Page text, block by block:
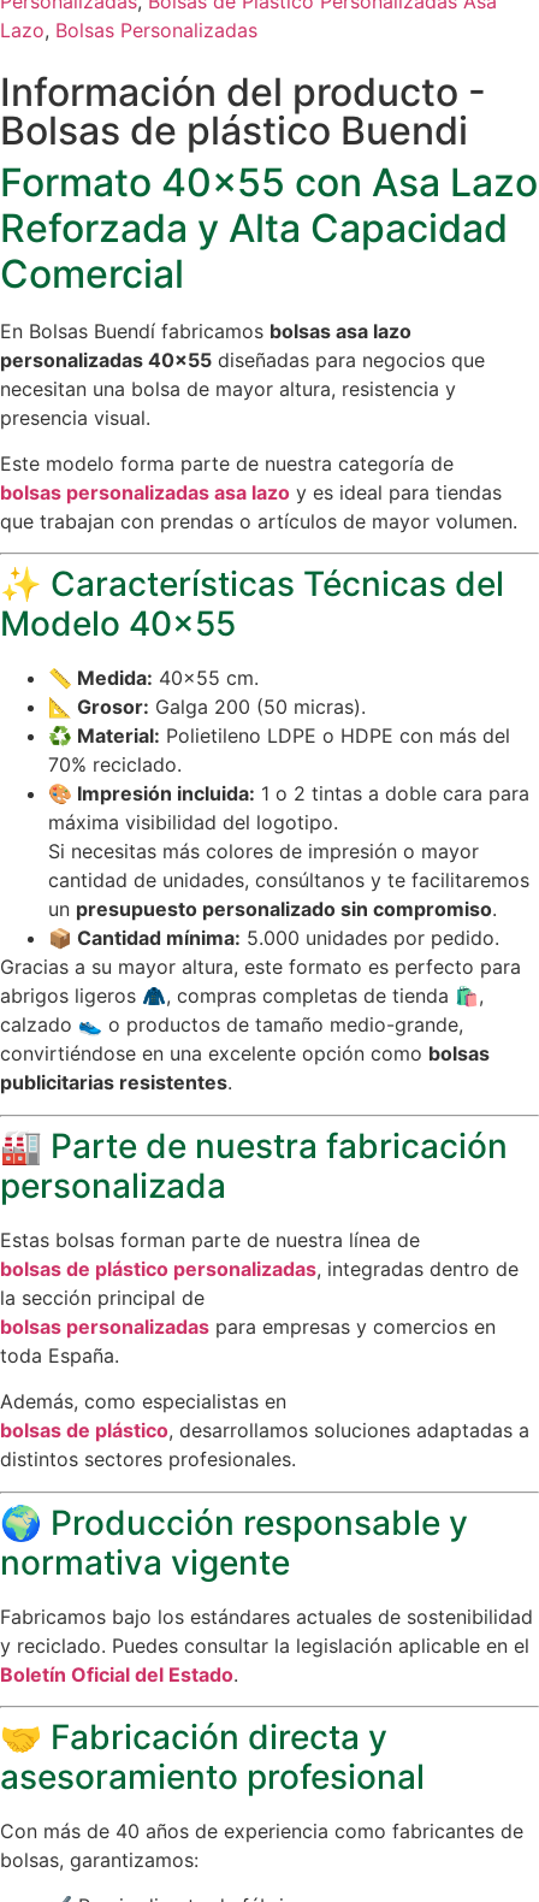
Lazo, Bolsas Personalizadas
Información del producto -
Bolsas de plástico Buendi
Formato 40×55 con Asa Lazo
Reforzada y Alta Capacidad
Comercial
En Bolsas Buendí fabricamos bolsas asa lazo
personalizadas 40×55 diseñadas para negocios que
necesitan una bolsa de mayor altura, resistencia y
presencia visual.
Este modelo forma parte de nuestra categoría de
bolsas personalizadas asa lazo y es ideal para tiendas
que trabajan con prendas o artículos de mayor volumen.
✨ Características Técnicas del
Modelo 40×55
📏 Medida: 40×55 cm.
📐 Grosor: Galga 200 (50 micras).
♻ Material: Polietileno LDPE o HDPE con más del
70% reciclado.
🎨 Impresión incluida: 1 o 2 tintas a doble cara para
máxima visibilidad del logotipo.
Si necesitas más colores de impresión o mayor
cantidad de unidades, consúltanos y te facilitaremos
un presupuesto personalizado sin compromiso.
📦 Cantidad mínima: 5.000 unidades por pedido.
Gracias a su mayor altura, este formato es perfecto para
abrigos ligeros 🧥, compras completas de tienda 🛍,
calzado 👟 o productos de tamaño medio-grande,
convirtiéndose en una excelente opción como bolsas
publicitarias resistentes.
🏭 Parte de nuestra fabricación
personalizada
Estas bolsas forman parte de nuestra línea de
bolsas de plástico personalizadas, integradas dentro de
la sección principal de
bolsas personalizadas para empresas y comercios en
toda España.
Además, como especialistas en
bolsas de plástico, desarrollamos soluciones adaptadas a
distintos sectores profesionales.
🌍 Producción responsable y
normativa vigente
Fabricamos bajo los estándares actuales de sostenibilidad
y reciclado. Puedes consultar la legislación aplicable en el
Boletín Oficial del Estado.
🤝 Fabricación directa y
asesoramiento profesional
Con más de 40 años de experiencia como fabricantes de
bolsas, garantizamos: